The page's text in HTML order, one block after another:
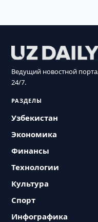
Ведущий новостной
24/7.
РАЗДЕЛЫ
Узбекистан
Экономика
Финансы
Технологии
Культура
Спорт
Инфографика